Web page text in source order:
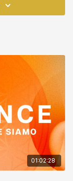
01:02:28